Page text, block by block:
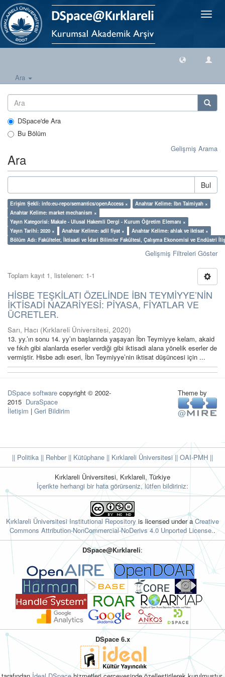
Geçiş
Ara
DSpace'de Ara
Bu Bölüm
Gelişmiş Arama
Ara
Bul
Erişim Şekli: info:eu-repo/semantics/openAccess ×
Anahtar Kelime: Ibn Taimiyah ×
Anahtar Kelime: market mechanism ×
Yayın Kategorisi: Makale - Ulusal Hakemli Dergi - Kurum Öğretim Elemanı ×
Yayın Tarihi: 2020 ×
Anahtar Kelime: adil fiyat ×
Anahtar Kelime: ahlak ve iktisat ×
Bölüm Adı: Fakülteler, İktisadi ve İdari Bilimler Fakültesi, Çalışma Ekonomisi ve Endüstri
Gelişmiş Filtreleri Göster
Toplam kayıt 1, listelenen: 1-1
HİSBE TEŞKİLATI ÖZELİNDE İBN TEYMİYYE’NİN
İKTİSADİ NAZARİYESİ: PİYASA, FİYATLAR VE
ÜCRETLER.
Sarı, Hacı (Kırklareli Üniversitesi, 2020)
13. yy.’ın sonu 14. yy’ın başlarında yaşayan İbn Teymiyye kelam, akaid
ve fıkıh gibi alanlarda eserler verdiği gibi iktisadi alana yönelik eserler de
vermiştir. Hisbe adlı eseri, İbn Teymiyye’nin iktisat düşüncesi için ...
DSpace software copyright © 2002-
2015 DuraSpace
İletişim | Geri Bildirim
Theme by
|| Politika || Rehber|| Kütüphane || Kırklareli Üniversitesi || OAI-PMH ||
Kırklareli Üniversitesi, Kırklareli, Türkiye
İçerikte herhangi bir hata görürseniz, lütfen bildiriniz:
Kırklareli Üniversitesi Institutional Repository is licensed under aCreative
Commons Attribution-NonCommercial-NoDerivs 4.0 Unported License..
DSpace@Kırklareli:
DSpace 6.x